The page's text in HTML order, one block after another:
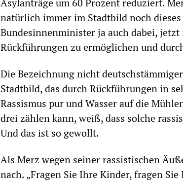
Asylanträge um 60 Prozent reduziert.
natürlich immer im Stadtbild noch
Bundesinnenminister ja auch dabei,
Rückführungen zu ermöglichen und
Die Bezeichnung nicht
Stadtbild, das durch Rückführungen in
Rassismus pur und Wasser auf die
drei zählen kann, weiß, dass solche
Und das ist so gewollt.
Als Merz wegen seiner rassistischen
nach. „Fragen Sie Ihre Kinder, fragen